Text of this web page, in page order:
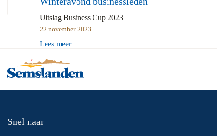
Uitslag Business Cup 2023
22 november 2023
Lees meer
Snel naar